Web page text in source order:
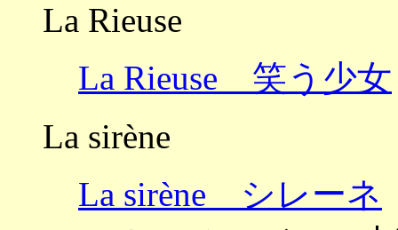
La Rieuse
La Rieuse 笑う少女
La sirène
La sirène シレーネ